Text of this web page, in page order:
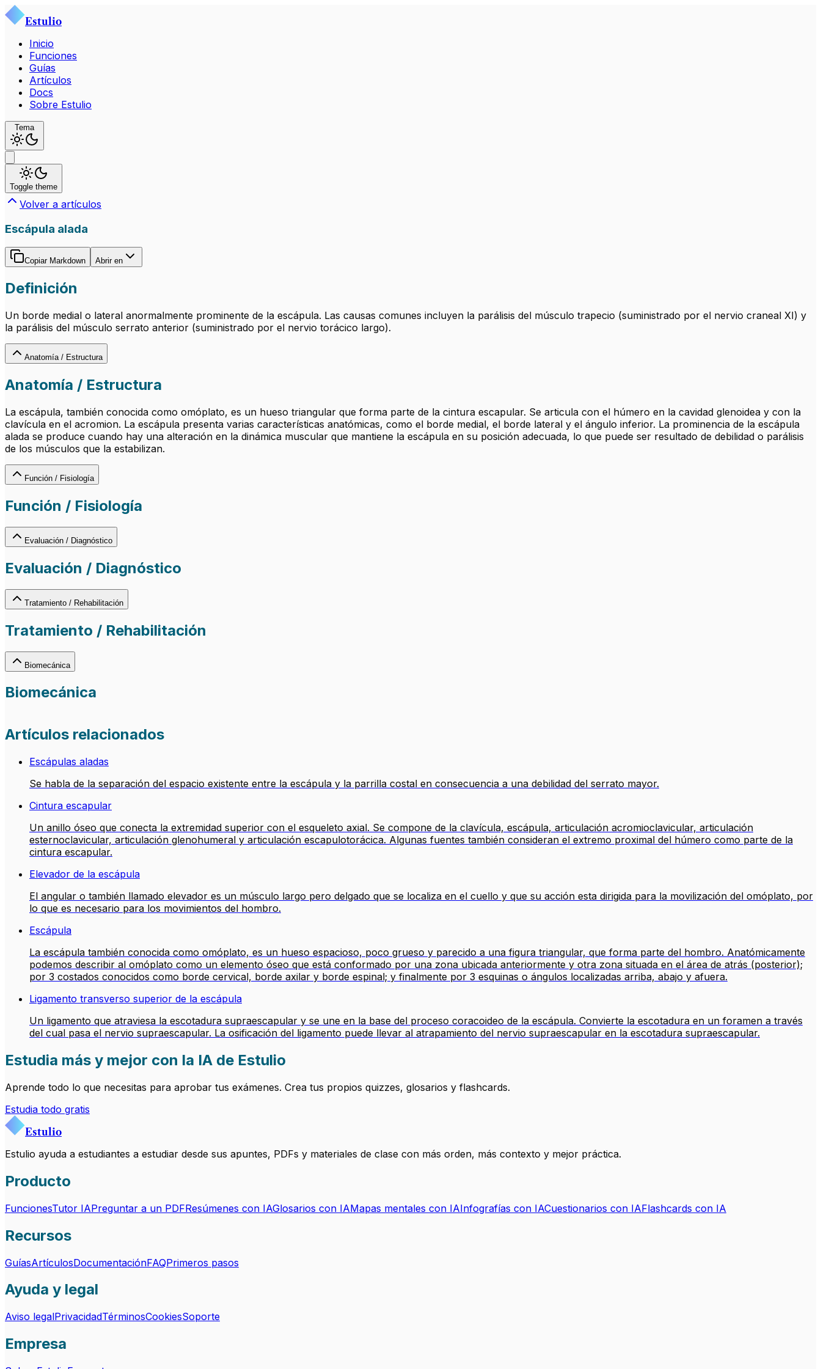
Estulio
Inicio
Funciones
Guías
Artículos
Docs
Sobre Estulio
Tema
Toggle theme
Volver a artículos
Escápula alada
Copiar Markdown Abrir en
Definición
Un borde medial o lateral anormalmente prominente de la escápula. Las causas comunes incluyen la parálisis del músculo trapecio (suministrado por el nervio craneal XI) y
la parálisis del músculo serrato anterior (suministrado por el nervio torácico largo).
Anatomía / Estructura
Anatomía / Estructura
La escápula, también conocida como omóplato, es un hueso triangular que forma parte de la cintura escapular. Se articula con el húmero en la cavidad glenoidea y con la
clavícula en el acromion. La escápula presenta varias características anatómicas, como el borde medial, el borde lateral y el ángulo inferior. La prominencia de la escápula
alada se produce cuando hay una alteración en la dinámica muscular que mantiene la escápula en su posición adecuada, lo que puede ser resultado de debilidad o parálisis
de los músculos que la estabilizan.
Función / Fisiología
Función / Fisiología
Evaluación / Diagnóstico
Evaluación / Diagnóstico
Tratamiento / Rehabilitación
Tratamiento / Rehabilitación
Biomecánica
Biomecánica
Artículos relacionados
Escápulas aladas
Se habla de la separación del espacio existente entre la escápula y la parrilla costal en consecuencia a una debilidad del serrato mayor.
Cintura escapular
Un anillo óseo que conecta la extremidad superior con el esqueleto axial. Se compone de la clavícula, escápula, articulación acromioclavicular, articulación
esternoclavicular, articulación glenohumeral y articulación escapulotorácica. Algunas fuentes también consideran el extremo proximal del húmero como parte de la
cintura escapular.
Elevador de la escápula
El angular o también llamado elevador es un músculo largo pero delgado que se localiza en el cuello y que su acción esta dirigida para la movilización del omóplato, por
lo que es necesario para los movimientos del hombro.
Escápula
La escápula también conocida como omóplato, es un hueso espacioso, poco grueso y parecido a una figura triangular, que forma parte del hombro. Anatómicamente
podemos describir al omóplato como un elemento óseo que está conformado por una zona ubicada anteriormente y otra zona situada en el área de atrás (posterior);
por 3 costados conocidos como borde cervical, borde axilar y borde espinal; y finalmente por 3 esquinas o ángulos localizadas arriba, abajo y afuera.
Ligamento transverso superior de la escápula
Un ligamento que atraviesa la escotadura supraescapular y se une en la base del proceso coracoideo de la escápula. Convierte la escotadura en un foramen a través
del cual pasa el nervio supraescapular. La osificación del ligamento puede llevar al atrapamiento del nervio supraescapular en la escotadura supraescapular.
Estudia más y mejor con la IA de Estulio
Aprende todo lo que necesitas para aprobar tus exámenes. Crea tus propios quizzes, glosarios y flashcards.
Estudia todo gratis
Estulio
Estulio ayuda a estudiantes a estudiar desde sus apuntes, PDFs y materiales de clase con más orden, más contexto y mejor práctica.
Producto
FuncionesTutor IAPreguntar a un PDFResúmenes con IAGlosarios con IAMapas mentales con IAInfografías con IACuestionarios con IAFlashcards con IA
Recursos
GuíasArtículosDocumentaciónFAQPrimeros pasos
Ayuda y legal
Aviso legalPrivacidadTérminosCookiesSoporte
Empresa